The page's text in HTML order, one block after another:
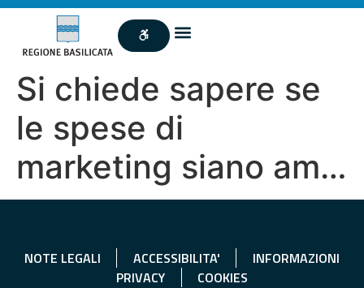
Si chiede sapere se
le spese di
marketing siano am…
NOTE LEGALI ACCESSIBILITA'
INFORMAZIONI
PRIVACY
COOKIES